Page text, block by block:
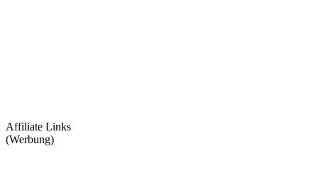
Affiliate Links
(Werbung)